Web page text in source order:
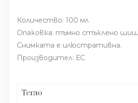
Количество: 100 мл
Опаковка: тъмно стъклено
Снимката е илюстративна.
Производител: ЕС
Тегло